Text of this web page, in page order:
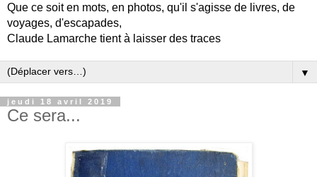
Que ce soit en mots, en photos, qu'il s'agisse de livres, de
voyages, d'escapades,
Claude Lamarche tient à laisser des traces
▼
jeudi 18 avril 2019
Ce sera...